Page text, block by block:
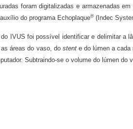
foram digitalizadas e armazenadas
do programa Echoplaque®(Indec
IVUS foi possível identificar e delimitar a
áreas do vaso, do stente do lúmen a cada
Subtraindo-se o volume do lúmen do